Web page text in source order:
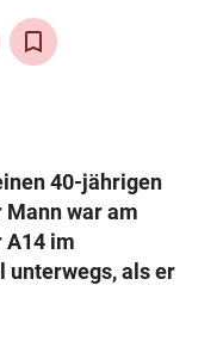
arrow_right
40-jährigen
war am
A14 im
unterwegs, als er